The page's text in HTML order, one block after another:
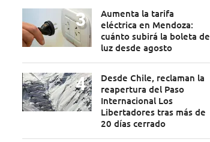
Aumenta la tarifa
eléctrica en Mendoza:
cuánto subirá la boleta de
luz desde agosto
Desde Chile, reclaman la
reapertura del Paso
Internacional Los
Libertadores tras más de
20 días cerrado